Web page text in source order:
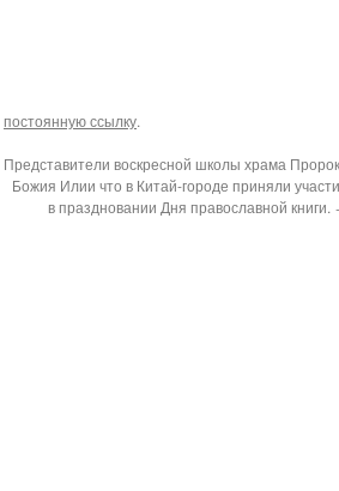
постоянную ссылку.
Представители воскресной школы храма
Божия Илии что в Китай-городе приняли
в праздновании Дня православной книги.